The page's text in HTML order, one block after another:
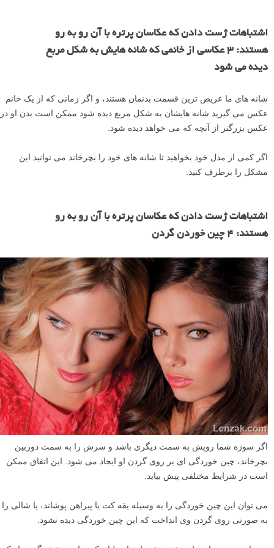
اشتباهات ژست دادن که عکاسان پرتره با آن رو به رو
هستند: ۳ عکاسی از خانمی که شانه هایش به شکل مربع
دیده می شود
شانه های ما عریض ترین قسمت بدنمان هستند، و اگر زمانی که از یک خانم
عکس می گیرید شانه هایشان به شکل مربع دیده شود ممکن است بدن او در
عکس بزرگتر از آنچه که می خواهد دیده شود.
اگر کمی از مدل خود بخواهید تا شانه های خود را بچرخاند می توانید این
مشکل را برطرف کنید.
اشتباهات ژست دادن که عکاسان پرتره با آن رو به رو
هستند: ۴ چین خوردن گردن
اگر سوژه شما رویش به سمت دیگری باشد و سرش را به سمت دوربین
بچرخاند، چین خوردگی ای بر روی گردن او ایجاد می شود. این اتفاق ممکن
است در شرایط مختلفی پیش بیاید.
می توان این چین خوردگی را به وسیله یقه کت یا پیراهن پوشاند، یا شالی را
به صورتی روی گردن وی انداخت که این چین خوردگی دیده نشود.